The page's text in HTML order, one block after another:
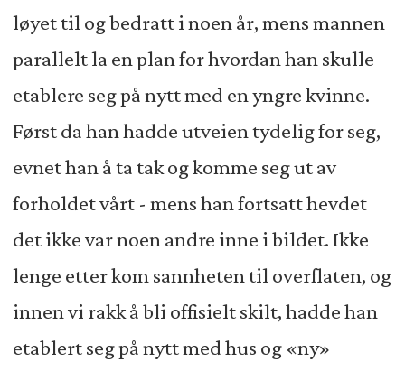
løyet til og bedratt i noen år, mens mannen
parallelt la en plan for hvordan han skulle
etablere seg på nytt med en yngre kvinne.
Først da han hadde utveien tydelig for seg,
evnet han å ta tak og komme seg ut av
forholdet vårt - mens han fortsatt hevdet
det ikke var noen andre inne i bildet. Ikke
lenge etter kom sannheten til overflaten, og
innen vi rakk å bli offisielt skilt, hadde han
etablert seg på nytt med hus og «ny»